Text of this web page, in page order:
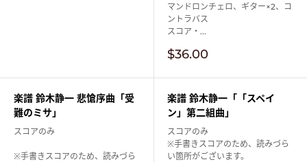
マンドロンチェロ、ギター×2、コ
ントラバス
スコア・...
販
売
価
格
$36.00
楽譜 鈴木静一 悲愴序曲「受
難のミサ」
スコアのみ
※手書きスコアのため、読みづら
楽譜 鈴木静一「「スペイ
ン」第二組曲」
スコアのみ
※手書きスコアのため、読みづら
い箇所がございます。